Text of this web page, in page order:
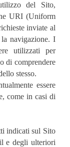
del Sito,
URI (Uniform
inviate al
navigazione. I
utilizzati per
di comprendere
stesso.
essere
come in casi di
indicati sul Sito
e degli ulteriori